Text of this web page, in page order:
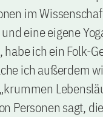
im
eine eigene
ich ein Folk-
ich außerdem
Personen sagt,